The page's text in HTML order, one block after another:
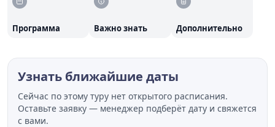
заброшенный прииск Калычак и откуда взялись
фруктовые сады
Программа Важно знать Дополнительно
Узнать ближайшие даты
Сейчас по этому туру нет открытого расписания.
Оставьте заявку — менеджер подберёт дату и свяжется
с вами.